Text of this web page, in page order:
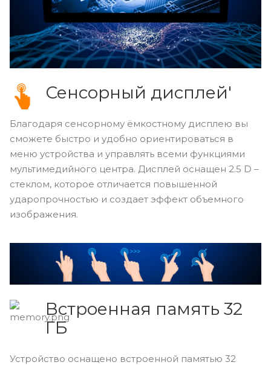
Сенсорный дисплей'
Благодаря сенсорному ёмкостному дисплею вы
сможете быстро и удобно ориентироваться в
меню устройства и управлять всеми функциями
мультимедийного центра. Дисплей оснащен 2.5 D –
стеклом, которое отличается повышенной
ударопрочностью и создает эффект объемного
изображения.
Встроенная память 32
ГБ
Устройство оснащено встроенной памятью 32